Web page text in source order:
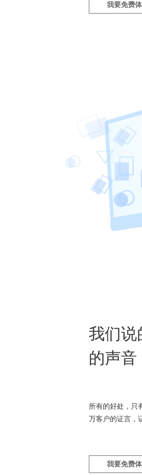
我要免费
我们说
的声音
所有的好处，只
万客户的证言，
我要免费